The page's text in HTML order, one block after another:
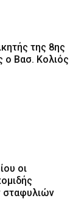
της 8ης
ο Βασ. Κολιός
οι
σταφυλιών